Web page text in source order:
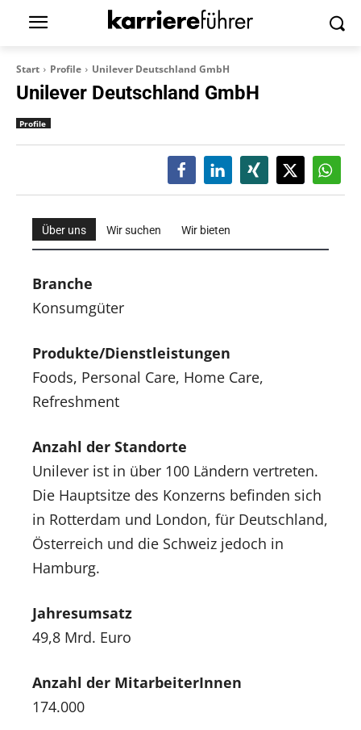
Start Profile Unilever Deutschland GmbH
Unilever Deutschland GmbH
Profile
Über uns Wir suchen Wir bieten
Branche
Konsumgüter
Produkte/Dienstleistungen
Foods, Personal Care, Home Care,
Refreshment
Anzahl der Standorte
Unilever ist in über 100 Ländern vertreten.
Die Hauptsitze des Konzerns befinden sich
in Rotterdam und London, für Deutschland,
Österreich und die Schweiz jedoch in
Hamburg.
Jahresumsatz
49,8 Mrd. Euro
Anzahl der MitarbeiterInnen
174.000